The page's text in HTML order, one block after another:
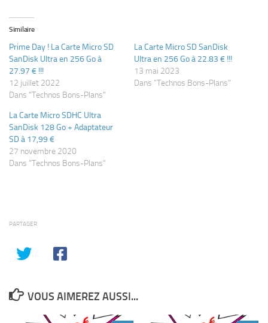
Similaire
Prime Day ! La Carte Micro SD
SanDisk Ultra en 256 Go à
27.97 € !!!
12 juillet 2022
Dans "Technos Bons-Plans"
La Carte Micro SD SanDisk
Ultra en 256 Go à 22.83 € !!!
13 mai 2023
Dans "Technos Bons-Plans"
La Carte Micro SDHC Ultra
SanDisk 128 Go + Adaptateur
SD à 17,99 €
27 novembre 2020
Dans "Technos Bons-Plans"
PARTAGER
VOUS AIMEREZ AUSSI...